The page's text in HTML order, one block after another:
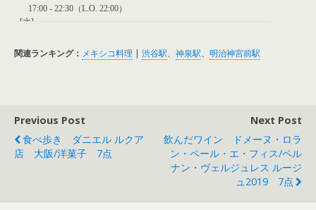
関連ランキング： メキシコ料理 | 渋谷駅、 神泉駅、 明治神宮前駅
Previous Post
食べ歩き ダニエル ルクア
店 大阪/洋菓子 7点
Next Post
飲んだワイン ドメーヌ・ロラ
ン・ペール・エ・フィス/ペル
ナン・ヴェルジュレス ルージ
ュ2019 7点